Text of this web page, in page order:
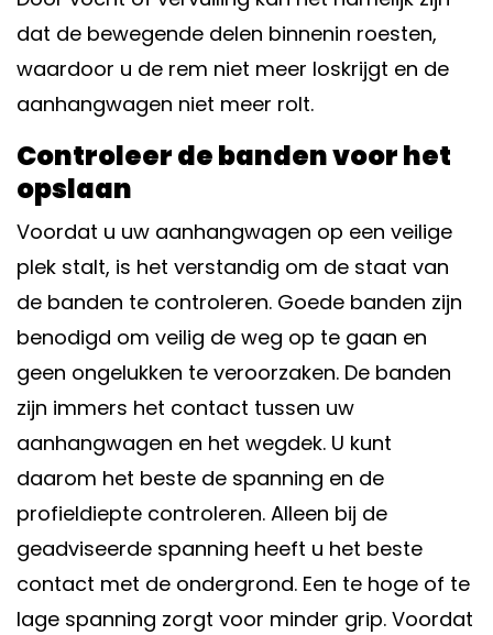
dat de bewegende delen binnenin roesten,
waardoor u de rem niet meer loskrijgt en de
aanhangwagen niet meer rolt.
Controleer de banden voor het
opslaan
Voordat u uw aanhangwagen op een veilige
plek stalt, is het verstandig om de staat van
de banden te controleren. Goede banden zijn
benodigd om veilig de weg op te gaan en
geen ongelukken te veroorzaken. De banden
zijn immers het contact tussen uw
aanhangwagen en het wegdek. U kunt
daarom het beste de spanning en de
profieldiepte controleren. Alleen bij de
geadviseerde spanning heeft u het beste
contact met de ondergrond. Een te hoge of te
lage spanning zorgt voor minder grip. Voordat